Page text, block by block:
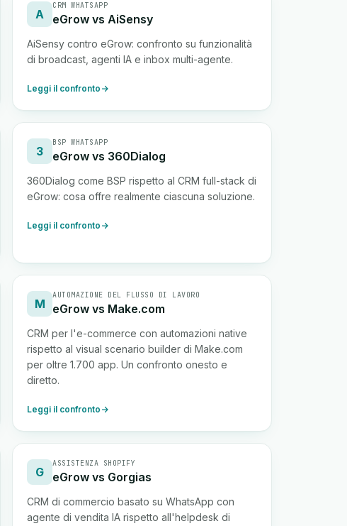
A
CRM WHATSAPP
eGrow vs AiSensy
AiSensy contro eGrow: confronto su funzionalità
di broadcast, agenti IA e inbox multi-agente.
Leggi il confronto
3
BSP WHATSAPP
eGrow vs 360Dialog
360Dialog come BSP rispetto al CRM full-stack di
eGrow: cosa offre realmente ciascuna soluzione.
Leggi il confronto
M
AUTOMAZIONE DEL FLUSSO DI LAVORO
eGrow vs Make.com
CRM per l'e-commerce con automazioni native
rispetto al visual scenario builder di Make.com
per oltre 1.700 app. Un confronto onesto e
diretto.
Leggi il confronto
G
ASSISTENZA SHOPIFY
eGrow vs Gorgias
CRM di commercio basato su WhatsApp con
agente di vendita IA rispetto all'helpdesk di